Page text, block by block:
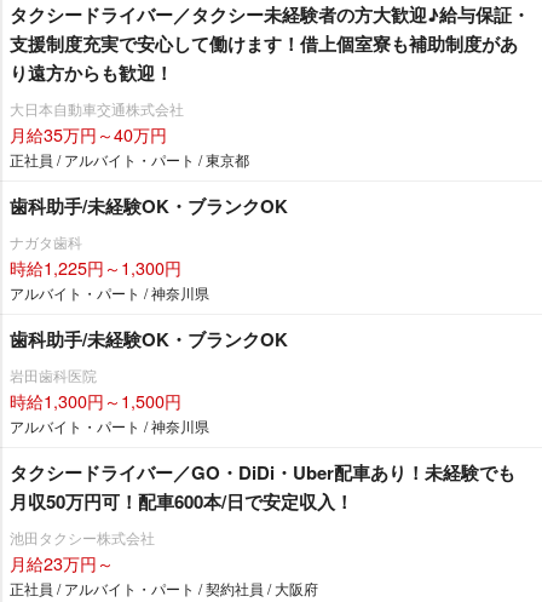
タクシードライバー／タクシー未経験者の方大歓迎♪給与保証・
支援制度充実で安心して働けます！借上個室寮も補助制度があ
り遠方からも歓迎！
大日本自動車交通株式会社
月給35万円～40万円
正社員 / アルバイト・パート / 東京都
歯科助手/未経験OK・ブランクOK
ナガタ歯科
時給1,225円～1,300円
アルバイト・パート / 神奈川県
歯科助手/未経験OK・ブランクOK
田歯科医院
時給1,300円～1,500円
アルバイト・パート / 神奈川県
タクシードライバー／GO・DiDi・Uber配車あり！未経験でも
月収50万円可！配車600本/日で安定収入！
池田タクシー株式会社
月給23万円～
正社員 / アルバイト・パート / 契約社員 / 大阪府